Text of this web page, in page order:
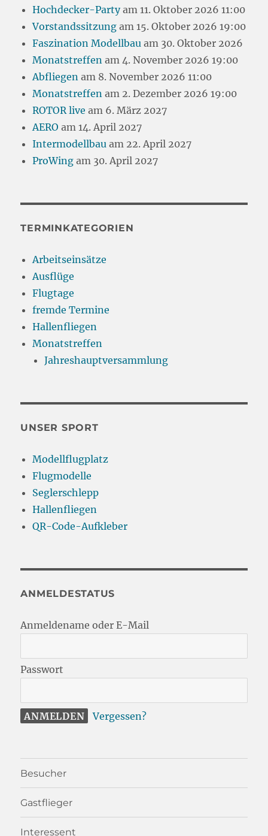
Hochdecker-Partyam 11. Oktober 2026 11:00
Vorstandssitzung am 15. Oktober 2026 19:00
Faszination Modellbau am 30. Oktober 2026
Monatstreffen am 4. November 2026 19:00
Abfliegen am 8. November 2026 11:00
Monatstreffen am 2. Dezember 2026 19:00
ROTOR live am 6. März 2027
AERO am 14. April 2027
Intermodellbau am 22. April 2027
ProWing am 30. April 2027
TERMINKATEGORIEN
Arbeitseinsätze
Ausflüge
Flugtage
fremde Termine
Hallenfliegen
Monatstreffen
Jahreshauptversammlung
UNSER SPORT
Modellflugplatz
Flugmodelle
Seglerschlepp
Hallenfliegen
QR-Code-Aufkleber
ANMELDESTATUS
Anmeldename oder E-Mail
Passwort
Vergessen?
Besucher
Gastflieger
Interessent